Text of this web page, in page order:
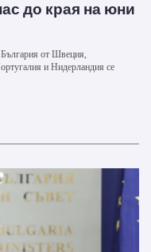
до края на юни
България от Швеция,
и Нидерландия се